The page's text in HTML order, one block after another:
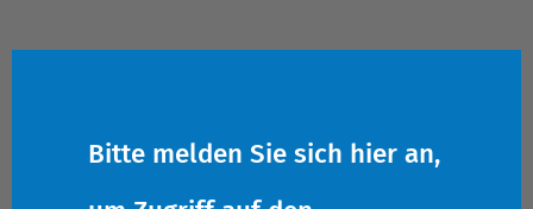
Bitte melden Sie sich hier an,